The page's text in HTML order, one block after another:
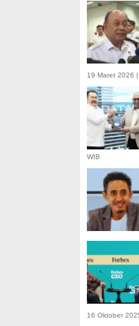
19 Maret 2026
WIB
16 Oktober